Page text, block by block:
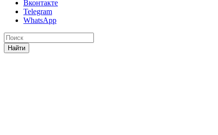
Вконтакте
Telegram
WhatsApp
Найти